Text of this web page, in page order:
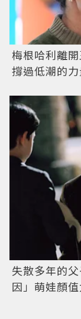
梅根哈利離
撐過低潮的力
失散多年的
因」萌娃顏